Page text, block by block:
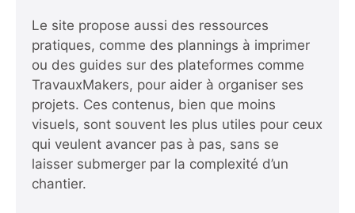
Le site propose aussi des ressources
pratiques, comme des plannings à imprimer
ou des guides sur des plateformes comme
TravauxMakers, pour aider à organiser ses
projets. Ces contenus, bien que moins
visuels, sont souvent les plus utiles pour ceux
qui veulent avancer pas à pas, sans se
laisser submerger par la complexité d’un
chantier.